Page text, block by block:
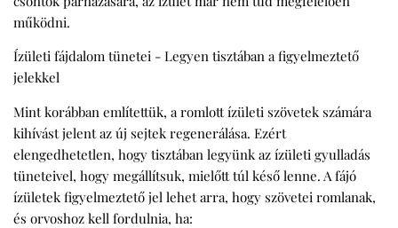
működni.
Ízületi fájdalom tünetei - Legyen tisztában a figyelmeztető
jelekkel
Mint korábban említettük, a romlott ízületi szövetek számára
kihívást jelent az új sejtek regenerálása. Ezért
elengedhetetlen, hogy tisztában legyünk az ízületi gyulladás
tüneteivel, hogy megállítsuk, mielőtt túl késő lenne. A fájó
ízületek figyelmeztető jel lehet arra, hogy szövetei romlanak,
és orvoshoz kell fordulnia, ha: